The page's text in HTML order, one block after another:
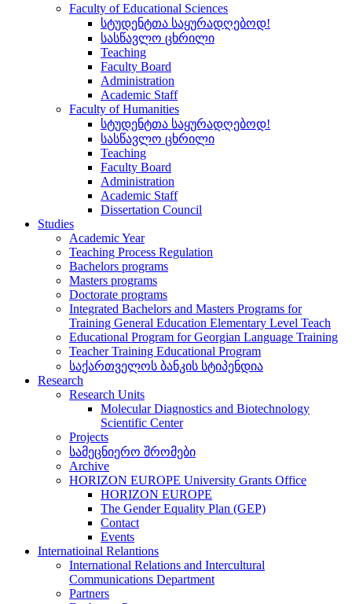
Faculty of Educational Sciences
სტუდენტთა საყურადღებოდ!
სასწავლო ცხრილი
Teaching
Faculty Board
Administration
Academic Staff
Faculty of Humanities
სტუდენტთა საყურადღებოდ!
სასწავლო ცხრილი
Teaching
Faculty Board
Administration
Academic Staff
Dissertation Council
Studies
Academic Year
Teaching Process Regulation
Bachelors programs
Masters programs
Doctorate programs
Integrated Bachelors and Masters Programs for
Training General Education Elementary Level Teach
Educational Program for Georgian Language Training
Teacher Training Educational Program
საქართველოს ბანკის სტიპენდია
Research
Research Units
Molecular Diagnostics and Biotechnology
Scientific Center
Projects
სამეცნიერო შრომები
Archive
HORIZON EUROPE University Grants Office
HORIZON EUROPE
The Gender Equality Plan (GEP)
Contact
Events
Internatioinal Relantions
International Relations and Intercultural
Communications Department
Partners